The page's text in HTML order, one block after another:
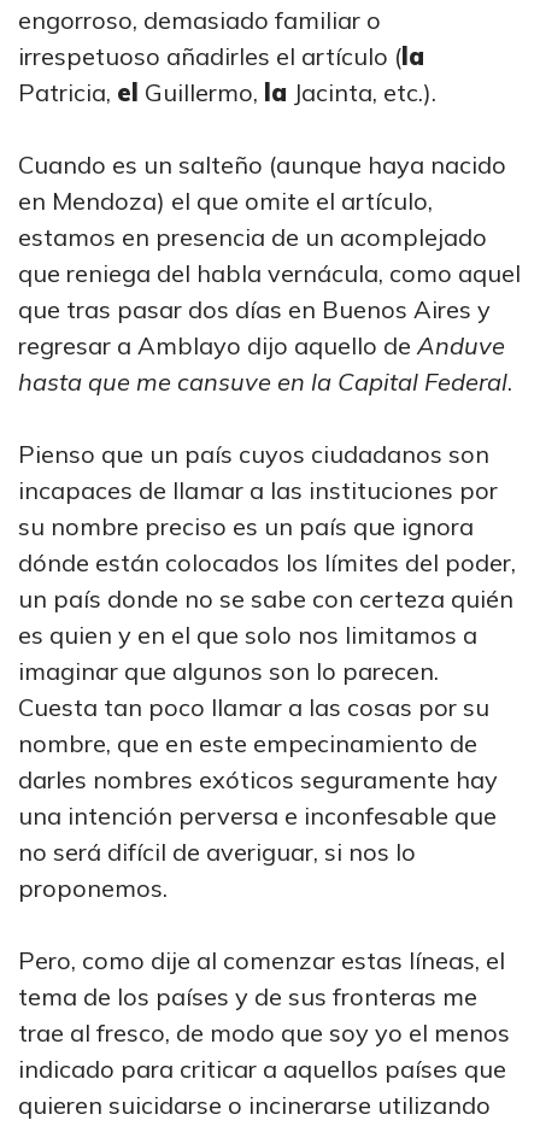
engorroso, demasiado familiar o
irrespetuoso añadirles el artículo (la
Patricia, el Guillermo, la Jacinta, etc.).
Cuando es un salteño (aunque haya nacido
en Mendoza) el que omite el artículo,
estamos en presencia de un acomplejado
que reniega del habla vernácula, como aquel
que tras pasar dos días en Buenos Aires y
regresar a Amblayo dijo aquello deAnduve
hasta que me cansuve en la Capital Federal.
Pienso que un país cuyos ciudadanos son
incapaces de llamar a las instituciones por
su nombre preciso es un país que ignora
dónde están colocados los límites del poder,
un país donde no se sabe con certeza quién
es quien y en el que solo nos limitamos a
imaginar que algunos son lo parecen.
Cuesta tan poco llamar a las cosas por su
nombre, que en este empecinamiento de
darles nombres exóticos seguramente hay
una intención perversa e inconfesable que
no será difícil de averiguar, si nos lo
proponemos.
Pero, como dije al comenzar estas líneas, el
tema de los países y de sus fronteras me
trae al fresco, de modo que soy yo el menos
indicado para criticar a aquellos países que
quieren suicidarse o incinerarse utilizando